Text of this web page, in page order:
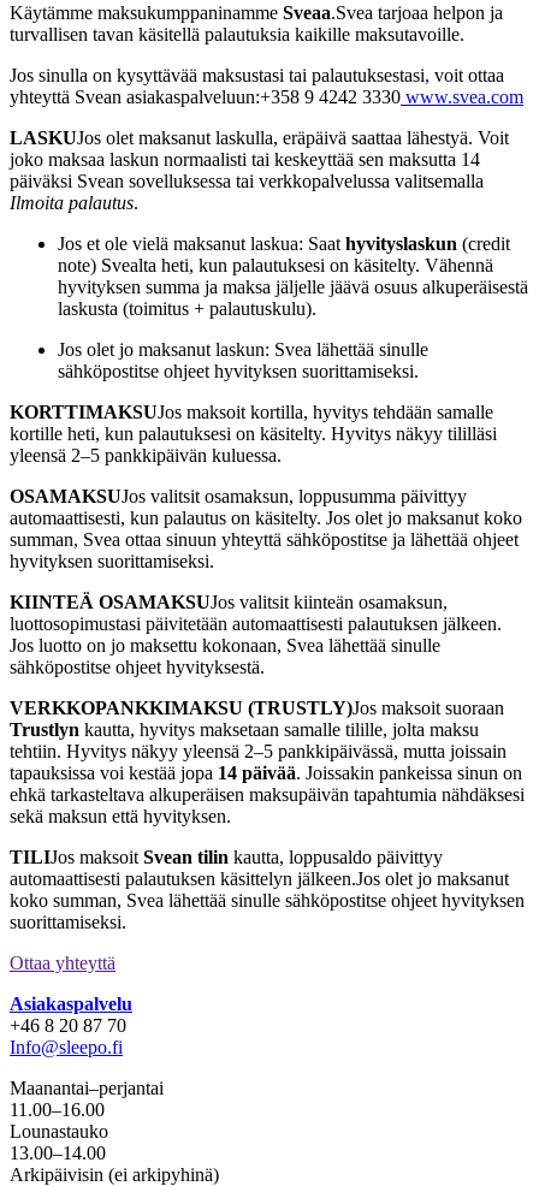
Käytämme maksukumppaninamme Sveaa.Svea tarjoaa helpon ja
turvallisen tavan käsitellä palautuksia kaikille maksutavoille.
Jos sinulla on kysyttävää maksustasi tai palautuksestasi, voit ottaa
yhteyttä Svean asiakaspalveluun:+358 9 4242 3330 www.svea.com
LASKUJos olet maksanut laskulla, eräpäivä saattaa lähestyä. Voit
joko maksaa laskun normaalisti tai keskeyttää sen maksutta 14
päiväksi Svean sovelluksessa tai verkkopalvelussa valitsemalla
Ilmoita palautus.
Jos et ole vielä maksanut laskua: Saat hyvityslaskun (credit
note) Svealta heti, kun palautuksesi on käsitelty. Vähennä
hyvityksen summa ja maksa jäljelle jäävä osuus alkuperäisestä
laskusta (toimitus + palautuskulu).
Jos olet jo maksanut laskun: Svea lähettää sinulle
sähköpostitse ohjeet hyvityksen suorittamiseksi.
KORTTIMAKSUJos maksoit kortilla, hyvitys tehdään samalle
kortille heti, kun palautuksesi on käsitelty. Hyvitys näkyy tililläsi
yleensä 2–5 pankkipäivän kuluessa.
OSAMAKSUJos valitsit osamaksun, loppusumma päivittyy
automaattisesti, kun palautus on käsitelty. Jos olet jo maksanut koko
summan, Svea ottaa sinuun yhteyttä sähköpostitse ja lähettää ohjeet
hyvityksen suorittamiseksi.
KIINTEÄ OSAMAKSUJos valitsit kiinteän osamaksun,
luottosopimustasi päivitetään automaattisesti palautuksen jälkeen.
Jos luotto on jo maksettu kokonaan, Svea lähettää sinulle
sähköpostitse ohjeet hyvityksestä.
VERKKOPANKKIMAKSU (TRUSTLY)Jos maksoit suoraan
Trustlyn kautta, hyvitys maksetaan samalle tilille, jolta maksu
tehtiin. Hyvitys näkyy yleensä 2–5 pankkipäivässä, mutta joissain
tapauksissa voi kestää jopa 14 päivää. Joissakin pankeissa sinun on
ehkä tarkasteltava alkuperäisen maksupäivän tapahtumia nähdäksesi
sekä maksun että hyvityksen.
TILIJos maksoit Svean tilin kautta, loppusaldo päivittyy
automaattisesti palautuksen käsittelyn jälkeen.Jos olet jo maksanut
koko summan, Svea lähettää sinulle sähköpostitse ohjeet hyvityksen
suorittamiseksi.
Ottaa yhteyttä
Asiakaspalvelu
+46 8 20 87 70
Info@sleepo.fi
Maanantai–perjantai
11.00–16.00
Lounastauko
13.00–14.00
Arkipäivisin (ei arkipyhinä)